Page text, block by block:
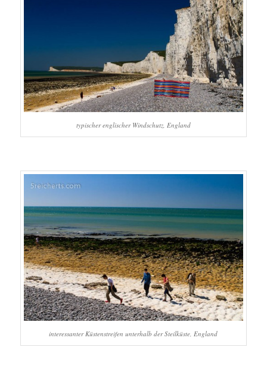
typischer englischer Windschutz, England
interessanter Küstenstreifen unterhalb der Steilküste, England